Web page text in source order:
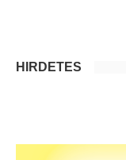
HIRDETÉS